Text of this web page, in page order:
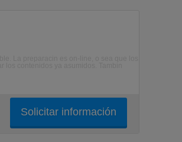
Solicitar información